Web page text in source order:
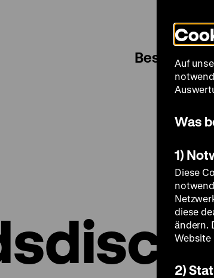
Besuch
Auf
Was
1)
Diese
diese
ändern.
Website
2)